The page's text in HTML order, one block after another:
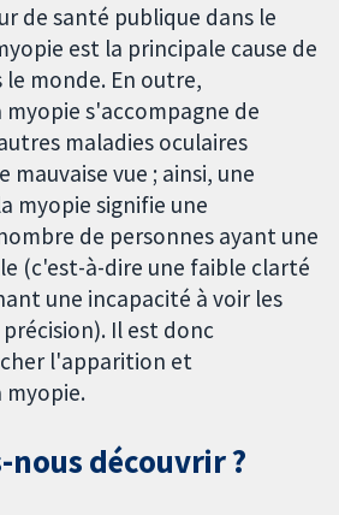
de santé publique dans le
est la principale cause de
le monde. En outre,
s'accompagne de
maladies oculaires
mauvaise vue ; ainsi, une
myopie signifie une
de personnes ayant une
(c'est-à-dire une faible clarté
une incapacité à voir les
Il est donc
l'apparition et
myopie.
nous découvrir ?